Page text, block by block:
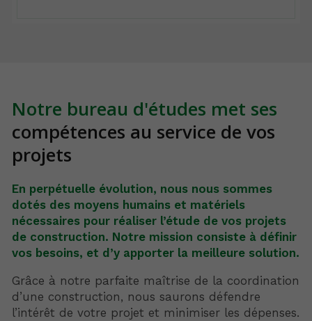
Notre bureau d'études met ses
compétences au service de vos
projets
En perpétuelle évolution, nous nous sommes
dotés des moyens humains et matériels
nécessaires pour réaliser l’étude de vos projets
de construction. Notre mission consiste à définir
vos besoins, et d’y apporter la meilleure solution.
Grâce à notre parfaite maîtrise de la coordination
d’une construction, nous saurons défendre
l’intérêt de votre projet et minimiser les dépenses.